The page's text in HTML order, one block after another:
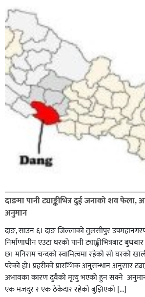
दाङमा पानी ट्याङ्कीभित्र दुई जनाको शव
अनुमान
दाङ, साउन ६। दाङ जिल्लाको तुलसीपुर
निर्माणाधीन एउटा घरको पानी ट्याङ्कीभित्रबाट
छ। मनिराम चन्दको स्वामित्वमा रहेको सो घरको
परेको हो। प्रहरीकाे प्रारम्भिक अनुसन्धान अनुसार
अभावका कारण दुवैको मृत्यु भएको हुन सक्ने
एक मजदुर र एक ठेकेदार रहेको बुझिएको […]